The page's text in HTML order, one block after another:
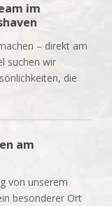
im
– direkt am
suchen wir
die
am
von unserem
besonderer Ort